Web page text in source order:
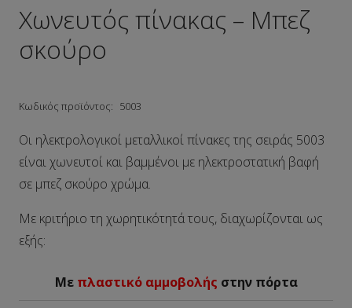
Χωνευτός πίνακας – Μπεζ
σκούρο
Κωδικός προϊόντος: 5003
Οι ηλεκτρολογικοί μεταλλικοί πίνακες της σειράς 5003
είναι χωνευτοί και βαμμένοι με ηλεκτροστατική βαφή
σε μπεζ σκούρο χρώμα.
Με κριτήριο τη χωρητικότητά τους, διαχωρίζονται ως
εξής:
Με πλαστικό αμμοβολής στην πόρτα